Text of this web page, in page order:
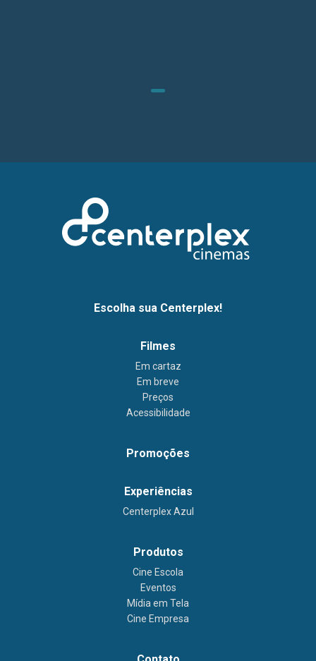
Escolha sua Centerplex!
Filmes
Em cartaz
Em breve
Preços
Acessibilidade
Promoções
Experiências
Centerplex Azul
Produtos
Cine Escola
Eventos
Mídia em Tela
Cine Empresa